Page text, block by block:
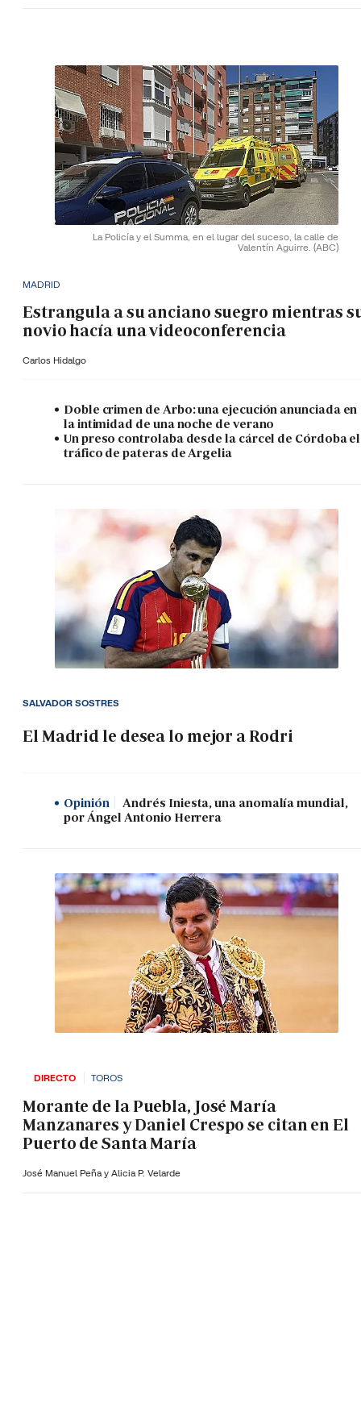
La Policía y el Summa, en el lugar del suceso, la calle de
Valentín Aguirre. (ABC)
MADRID
Estrangula a su anciano suegro mientras
novio hacía una videoconferencia
Carlos Hidalgo
Doble crimen de Arbo: una ejecución anunciada en
la intimidad de una noche de verano
Un preso controlaba desde la cárcel de Córdoba el
tráfico de pateras de Argelia
El Madrid le desea lo mejor a Rodri
SALVADOR SOSTRES
Opinión
Andrés Iniesta, una anomalía mundial,
por Ángel Antonio Herrera
DIRECTO TOROS
Morante de la Puebla, José María
Manzanares y Daniel Crespo se citan en El
Puerto de Santa María
José Manuel Peña y Alicia P. Velarde